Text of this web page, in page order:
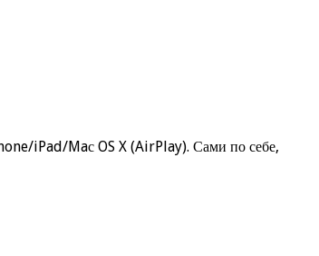
iPad/Maс OS X (AirPlay). Сами по себе,